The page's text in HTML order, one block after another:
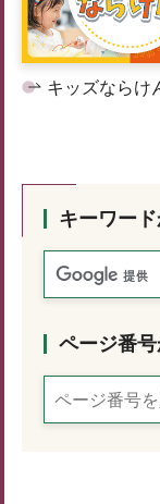
キッズならけ
キーワー
ページ番